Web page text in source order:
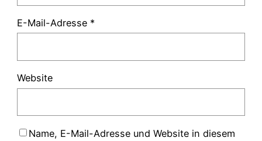
E-Mail-Adresse *
Website
Name, E-Mail-Adresse und Website in diesem